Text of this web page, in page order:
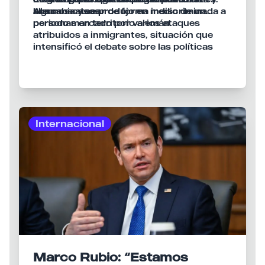
algunos casos.
buscaba atacar de forma indiscriminada a
personas en territorio alemán.
Alemania y se produjo en medio de un
periodo marcado por varios ataques
atribuidos a inmigrantes, situación que
intensificó el debate sobre las políticas
Internacional
Marco Rubio: “Estamos